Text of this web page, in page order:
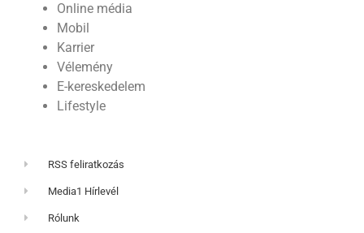
Online média
Mobil
Karrier
Vélemény
E-kereskedelem
Lifestyle
RSS feliratkozás
Media1 Hírlevél
Rólunk